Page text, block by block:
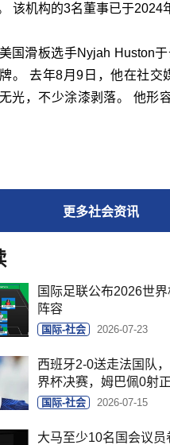
该机构的3名董事已于2024
国滑板选手Nyjah Huston
。 去年8月9日，他在社交
光，不少涂漆剥落。 他形
更多社会资讯
国际足联公布2026世
阵容
国际-社会 2026-07-23
西班牙2-0送走法国队
界杯决赛，姆巴佩0射正
国际-社会 2026-07-15
大马至少10名国会议员